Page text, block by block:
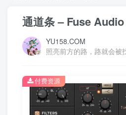
通道条 – Fuse
YU158.COM
照亮前方的路，路就会被
付费资源